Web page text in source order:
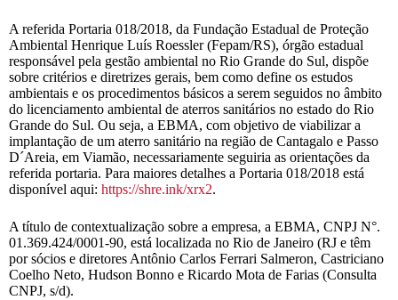
A referida Portaria 018/2018, da Fundação Estadual de Proteção
Ambiental Henrique Luís Roessler (Fepam/RS), órgão estadual
responsável pela gestão ambiental no Rio Grande do Sul, dispõe
sobre critérios e diretrizes gerais, bem como define os estudos
ambientais e os procedimentos básicos a serem seguidos no âmbito
do licenciamento ambiental de aterros sanitários no estado do Rio
Grande do Sul. Ou seja, a EBMA, com objetivo de viabilizar a
implantação de um aterro sanitário na região de Cantagalo e Passo
D´Areia, em Viamão, necessariamente seguiria as orientações da
referida portaria. Para maiores detalhes a Portaria 018/2018 está
disponível aqui: https://shre.ink/xrx2.
A título de contextualização sobre a empresa, a EBMA, CNPJ N°.
01.369.424/0001-90, está localizada no Rio de Janeiro (RJ e têm
por sócios e diretores Antônio Carlos Ferrari Salmeron, Castriciano
Coelho Neto, Hudson Bonno e Ricardo Mota de Farias (Consulta
CNPJ, s/d).